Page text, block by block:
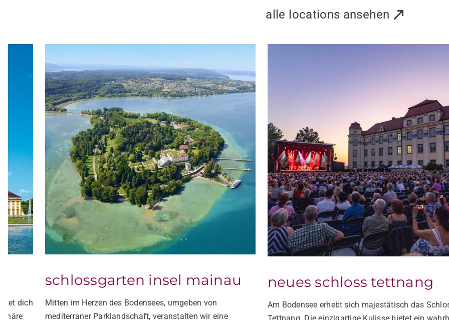
alle locations ansehen
schlossgarten insel mainau
Mitten im Herzen des Bodensees, umgeben von
mediterraner Parklandschaft, veranstalten wir eine
neues schloss tettnang
Am Bodensee erhebt sich majestätisch das Schloss